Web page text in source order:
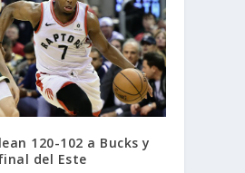
120-102 a Bucks y
del Este